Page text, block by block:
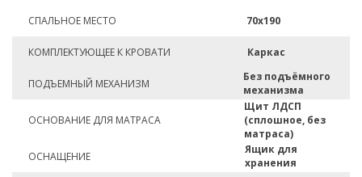
СПАЛЬНОЕ МЕСТО 70х190
КОМПЛЕКТУЮЩЕЕ К КРОВАТИ Каркас
ПОДЪЕМНЫЙ МЕХАНИЗМ
Без подъёмного
механизма
ОСНОВАНИЕ ДЛЯ МАТРАСА
Щит ЛДСП
(сплошное, без
матраса)
ОСНАЩЕНИЕ
Ящик для
хранения